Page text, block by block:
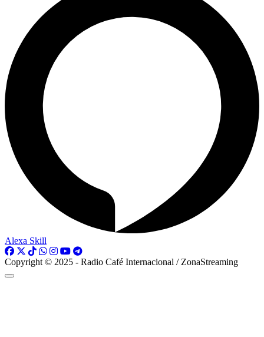
Alexa Skill
Copyright © 2025 - Radio Café Internacional / ZonaStreaming